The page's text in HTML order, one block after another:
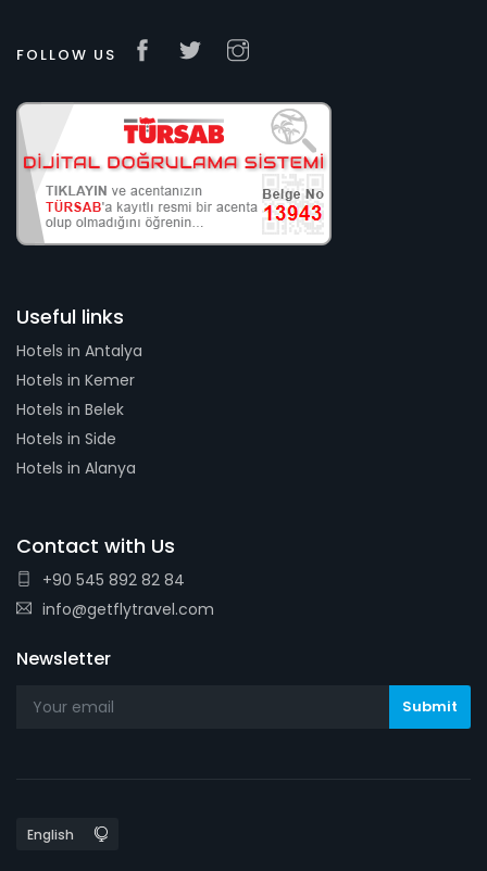
FOLLOW US
Useful links
Hotels in Antalya
Hotels in Kemer
Hotels in Belek
Hotels in Side
Hotels in Alanya
Contact with Us
+90 545 892 82 84
info@getflytravel.com
Newsletter